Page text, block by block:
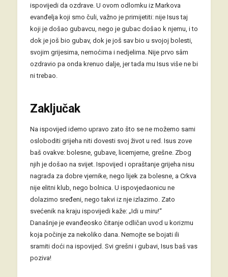
ispovijedi da ozdrave. U ovom odlomku iz Markova
evanđelja koji smo čuli, važno je primijetiti: nije Isus taj
koji je došao gubavcu, nego je gubac došao k njemu, i to
dok je još bio gubav, dok je još sav bio u svojoj bolesti,
svojim grijesima, nemoćima i nedjelima. Nije prvo sâm
ozdravio pa onda krenuo dalje, jer tada mu Isus više ne bi
ni trebao.
Zaključak
Na ispovijed idemo upravo zato što se ne možemo sami
osloboditi grijeha niti dovesti svoj život u red. Isus zove
baš ovakve: bolesne, gubave, licemjerne, grešne. Zbog
njih je došao na svijet. Ispovijed i opraštanje grijeha nisu
nagrada za dobre vjernike, nego lijek za bolesne, a Crkva
nije elitni klub, nego bolnica. U ispovjedaonicu ne
dolazimo sređeni, nego takvi iz nje izlazimo. Zato
svećenik na kraju ispovijedi kaže: „Idi u miru!“
Današnje je evanđeosko čitanje odličan uvod u korizmu
koja počinje za nekoliko dana. Nemojte se bojati ili
sramiti doći na ispovijed. Svi grešni i gubavi, Isus baš vas
poziva!